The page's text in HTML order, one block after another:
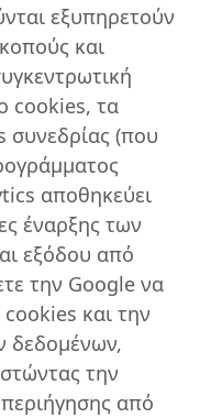
εξυπηρετούν
και
cookies, τα
συνεδρίας (που
αποθηκεύει
έναρξης των
εξόδου από
την Google να
και την
δεδομένων,
την
από